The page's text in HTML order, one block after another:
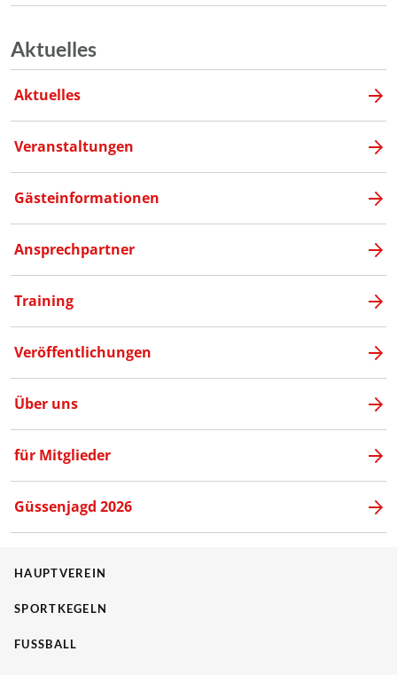
Aktuelles
Aktuelles
Veranstaltungen
Gästeinformationen
Ansprechpartner
Training
Veröffentlichungen
Über uns
für Mitglieder
Güssenjagd 2026
HAUPTVEREIN
SPORTKEGELN
FUSSBALL